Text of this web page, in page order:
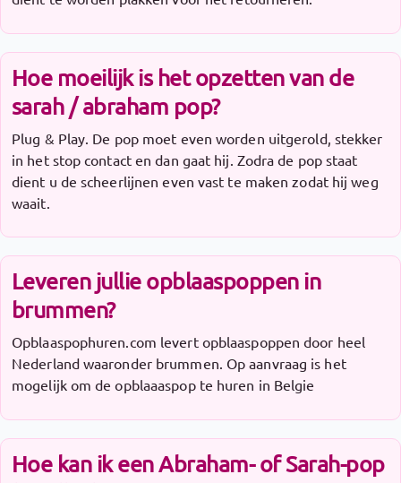
Hoe moeilijk is het opzetten van de
sarah / abraham pop?
Plug & Play. De pop moet even worden uitgerold, stekker
in het stop contact en dan gaat hij. Zodra de pop staat
dient u de scheerlijnen even vast te maken zodat hij weg
waait.
Leveren jullie opblaaspoppen in
brummen?
Opblaaspophuren.com levert opblaaspoppen door heel
Nederland waaronder brummen. Op aanvraag is het
mogelijk om de opblaaaspop te huren in Belgie
Hoe kan ik een Abraham- of Sarah-pop